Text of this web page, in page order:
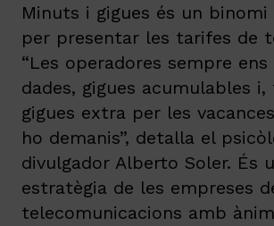
Minuts i gigues és un
per presentar les tarifes de
“Les operadores sempre
dades, gigues acumulables
gigues extra per les
ho demanis”, detalla el
divulgador Alberto Soler. És
estratègia de les empreses
telecomunicacions amb